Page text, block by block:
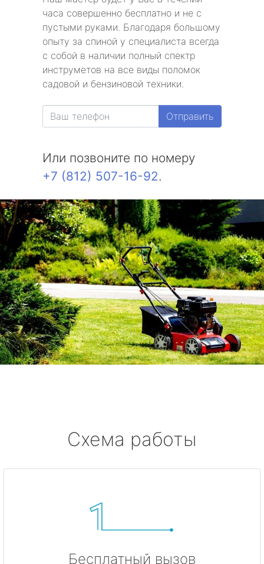
часа совершенно бесплатно и не с
пустыми руками. Благодаря большому
опыту за спиной у специалиста всегда
с собой в наличии полный спектр
инструметов на все виды поломок
садовой и бензиновой техники.
Отправить
Или позвоните по номеру
+7 (812) 507-16-92.
Схема работы
Бесплатный вызов